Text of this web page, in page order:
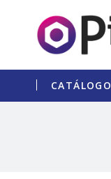
CATÁLOGO